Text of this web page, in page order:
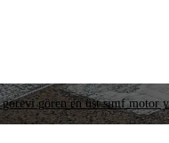
gören en üst sınıf motor